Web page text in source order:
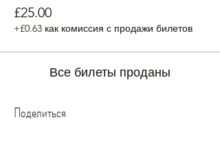
£25.00
+£0.63 как комиссия с продажи билетов
Все билеты проданы
Поделиться